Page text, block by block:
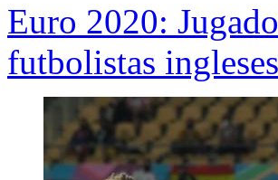
Euro 2020:
futbolistas